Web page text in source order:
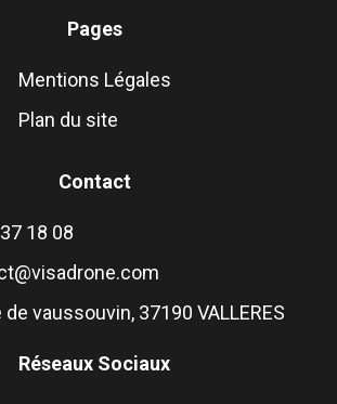
Pages
Mentions Légales
Plan du site
Contact
18 08
de vaussouvin, 37190 VALLERES
Réseaux Sociaux